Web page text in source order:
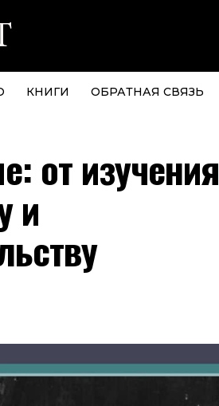
КНИГИ ОБРАТНАЯ СВЯЗЬ
от изучения
и